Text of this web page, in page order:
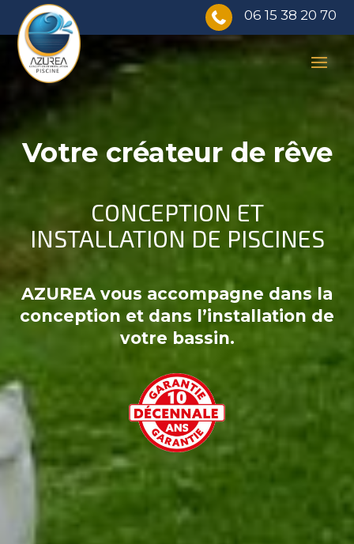
 06 15 38 20 70
Votre créateur de rêve
CONCEPTION ET
INSTALLATION DE PISCINES
AZUREA vous accompagne dans la
conception et dans l’installation de
votre bassin.